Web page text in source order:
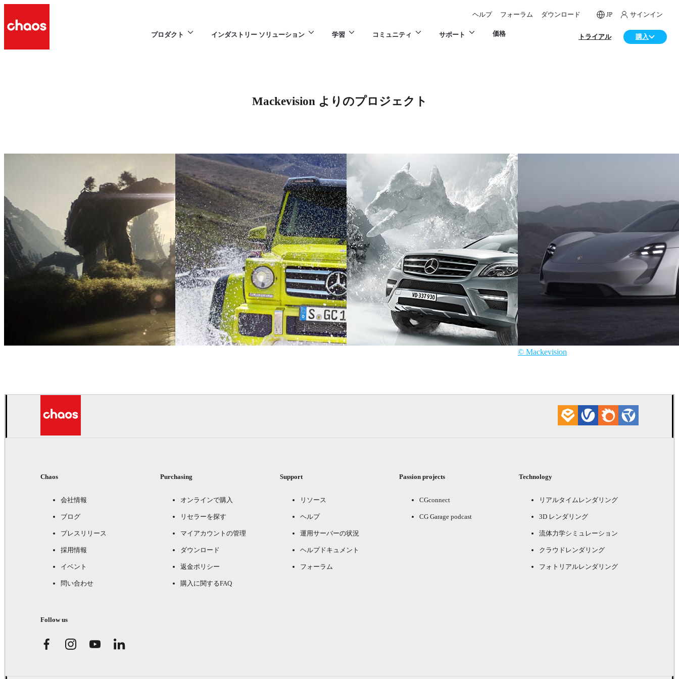
ヘルプ フォーラム ダウンロード JP サインイン
プロダクト インダストリー ソリューション 学習 コミュニティ サポート 価格 トライアル 購入
Mackevision よりのプロジェクト
© Mackevision
Chaos
会社情報
ブログ
プレスリリース
採用情報
イベント
問い合わせ
Purchasing
オンラインで購入
リセラーを探す
マイアカウントの管理
ダウンロード
返金ポリシー
購入に関するFAQ
Support
リソース
ヘルプ
運用サーバーの状況
ヘルプドキュメント
フォーラム
Passion projects
CGconnect
CG Garage podcast
Technology
リアルタイムレンダリング
3D レンダリング
流体力学シミュレーション
クラウドレンダリング
フォトリアルレンダリング
Follow us